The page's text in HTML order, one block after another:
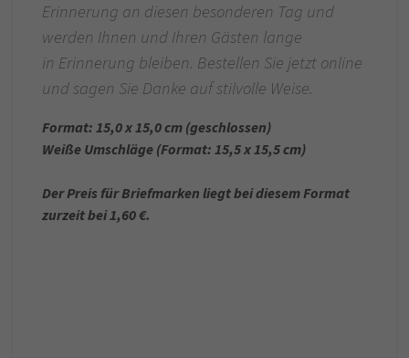
Erinnerung an diesen besonderen Tag und
werden Ihnen und Ihren Gästen lange
in Erinnerung bleiben. Bestellen Sie jetzt online
und sagen Sie Danke auf stilvolle Weise.
Format: 15,0 x 15,0 cm (geschlossen)
Weiße Umschläge (Format: 15,5 x 15,5 cm)
Der Preis für Briefmarken liegt bei diesem Format
zurzeit bei 1,60 €.